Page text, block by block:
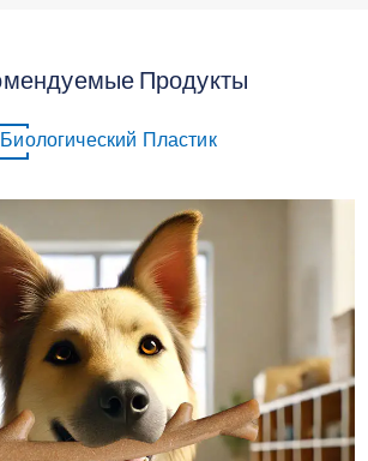
Продукты
Биологический Пластик